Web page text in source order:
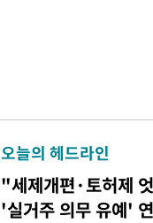
오늘의 헤드라인
"세제개편·토허제
'실거주 의무 유예'